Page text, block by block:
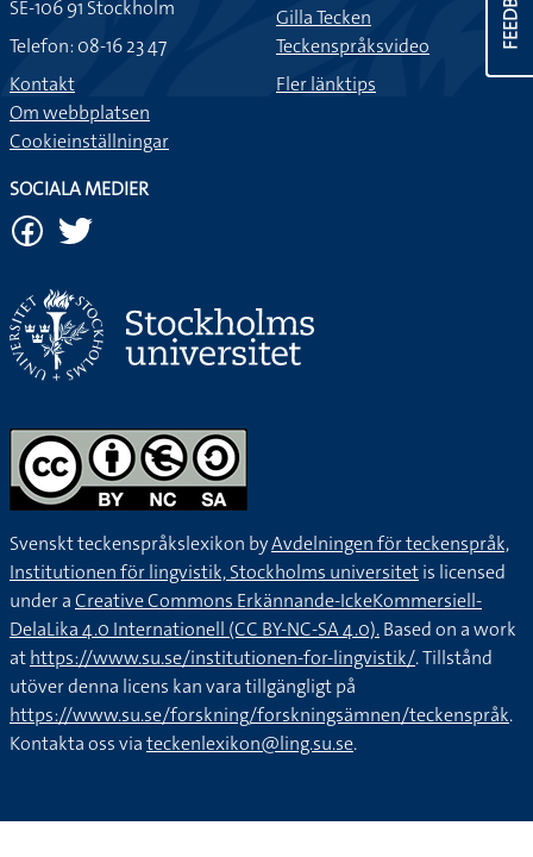
SE-106 91 Stockholm
Telefon: 08-16 23 47
Kontakt
Om webbplatsen
Cookieinställningar
Gilla Tecken
Teckenspråksvideo
Fler länktips
SOCIALA MEDIER
Svenskt teckenspråkslexikon byAvdelningen för teckenspråk,
Institutionen för lingvistik, Stockholms universitetis licensed
under aCreative Commons Erkännande-IckeKommersiell-
DelaLika 4.0 Internationell (CC BY-NC-SA 4.0).Based on a work
athttps://www.su.se/institutionen-for-lingvistik/. Tillstånd
utöver denna licens kan vara tillgängligt på
https://www.su.se/forskning/forskningsämnen/teckenspråk.
Kontakta oss viateckenlexikon@ling.su.se.